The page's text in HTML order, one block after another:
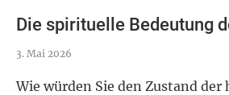
Die spirituelle Bedeutung
3. Mai 2026
Wie würden Sie den Zustand der